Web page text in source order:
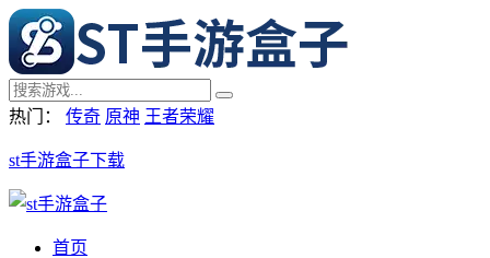
热门： 传奇 原神 王者荣耀
st手游盒子下载
首页